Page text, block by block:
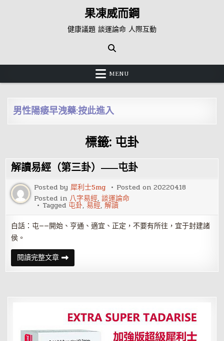
果凍威而鋼
健康議題 談運論命 人際互動
MENU
男性陽痿早洩藥:按此進入
標籤: 屯卦
解讀易經（第三卦）——屯卦
Posted by犀利士5mg Posted on20220418
Posted in 八字易經,談運論命
Tagged 屯卦,易經,解讀
白話：屯——開始、亨通、適宜、正定，不要有所往，宜于封建諸
侯。
閱讀完整文章解
讀
易
卦）
卦